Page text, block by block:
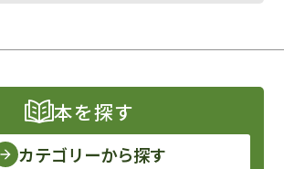
本を探す
カテゴリーから探す